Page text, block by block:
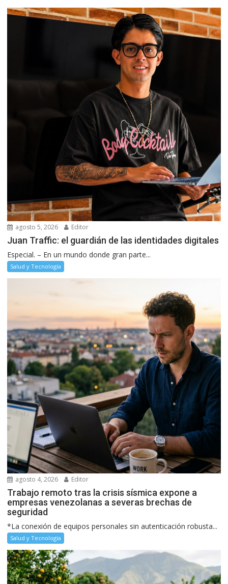
agosto 5, 2026 Editor
Juan Traffic: el guardián de las identidades digitales
Especial. – En un mundo donde gran parte...
Salud y Tecnología
agosto 4, 2026 Editor
Trabajo remoto tras la crisis sísmica expone a
empresas venezolanas a severas brechas de
seguridad
*La conexión de equipos personales sin autenticación robusta...
Salud y Tecnología